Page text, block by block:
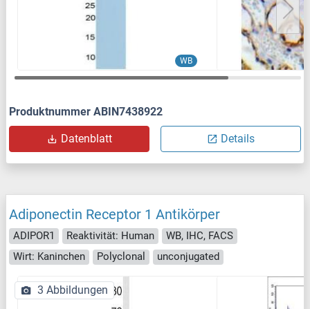
WB
Produktnummer ABIN7438922
Datenblatt Details
Adiponectin Receptor 1 Antikörper
ADIPOR1 Reaktivität: Human
WB, IHC, FACS
Wirt: Kaninchen
Polyclonal unconjugated
3 Abbildungen